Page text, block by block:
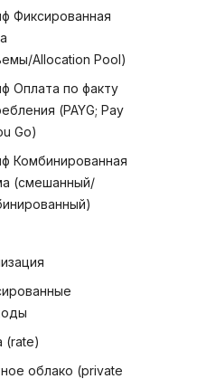
Фиксированная
Allocation Pool)
Оплата по факту
(PAYG; Pay
Go)
Комбинированная
(смешанный/
(rate)
облако (private